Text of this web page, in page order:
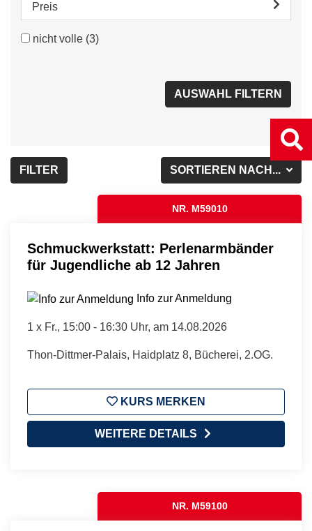
Preis
nicht volle (3)
SORTIEREN NACH...
FILTER
NR. M59010
Schmuckwerkstatt: Perlenarmbänder
für Jugendliche ab 12 Jahren
Info zur Anmeldung
1 x Fr., 15:00 - 16:30 Uhr, am 14.08.2026
Thon-Dittmer-Palais, Haidplatz 8, Bücherei, 2.OG.
KURS MERKEN
WEITERE DETAILS
NR. M59100